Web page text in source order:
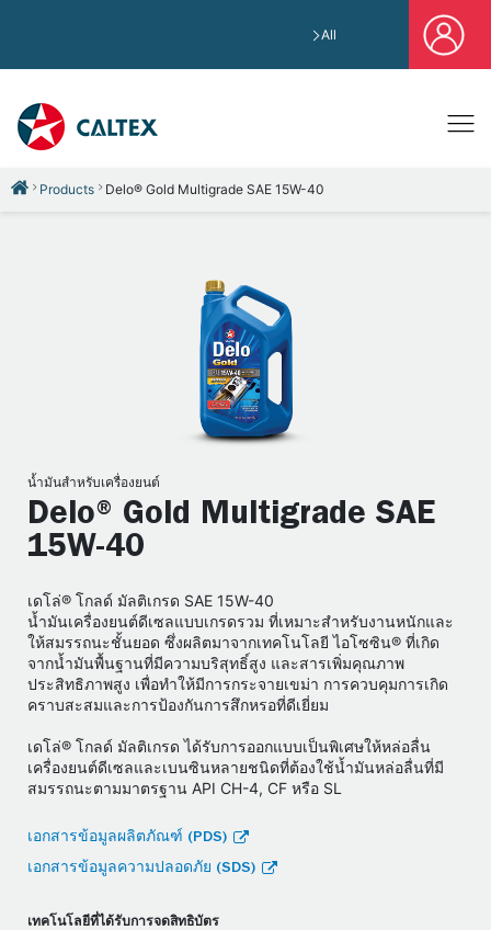
All
Products Delo® Gold Multigrade SAE 15W-40
น้ำมันสำหรับเครื่องยนต์
Delo® Gold Multigrade SAE
15W-40
เดโล่® โกลด์ มัลติเกรด SAE 15W-40
น้ำมันเครื่องยนต์ดีเซลแบบเกรดรวม ที่เหมาะสำหรับงานหนักและ
ให้สมรรถนะชั้นยอด ซึ่งผลิตมาจากเทคโนโลยี ไอโซซิน® ที่เกิด
จากน้ำมันพื้นฐานที่มีความบริสุทธิ์สูง และสารเพิ่มคุณภาพ
ประสิทธิภาพสูง เพื่อทำให้มีการกระจายเขม่า การควบคุมการเกิด
คราบสะสมและการป้องกันการสึกหรอที่ดีเยี่ยม
เดโล่® โกลด์ มัลติเกรด ได้รับการออกแบบเป็นพิเศษให้หล่อลื่น
เครื่องยนต์ดีเซลและเบนซินหลายชนิดที่ต้องใช้น้ำมันหล่อลื่นที่มี
สมรรถนะตามมาตรฐาน API CH-4, CF หรือ SL
เอกสารข้อมูลผลิตภัณฑ์ (PDS)
เอกสารข้อมูลความปลอดภัย (SDS)
เทคโนโลยีที่ได้รับการจดสิทธิบัตร